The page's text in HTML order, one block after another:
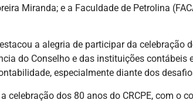
Miranda; e a Faculdade de Petrolina
a alegria de participar da celebração
do Conselho e das instituições contábeis
especialmente diante dos
dos 80 anos do CRCPE, com o